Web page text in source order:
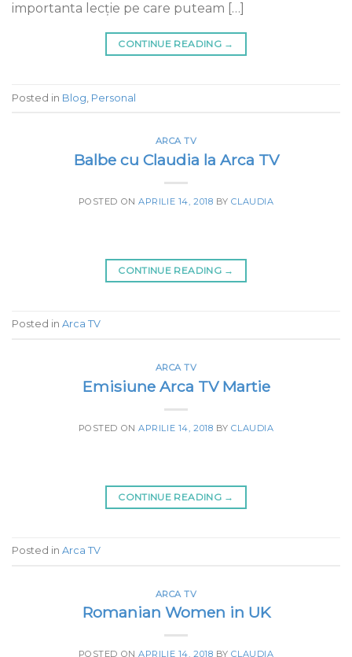
importanta lecție pe care puteam […]
CONTINUE READING →
Posted in Blog Personal
ARCA TV
Balbe cu Claudia la Arca TV
POSTED ONAPRILIE 14, 2018 BYCLAUDIA
CONTINUE READING →
Posted in Arca TV
ARCA TV
Emisiune Arca TV Martie
POSTED ONAPRILIE 14, 2018 BYCLAUDIA
CONTINUE READING →
Posted in Arca TV
ARCA TV
Romanian Women in UK
POSTED ONAPRILIE 14, 2018 BYCLAUDIA